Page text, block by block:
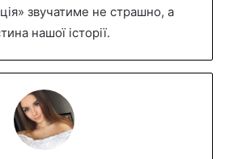
звучатиме не страшно, а
нашої історії.